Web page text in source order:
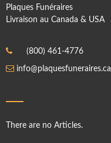
Plaques Funéraires
Livraison au Canada & USA
(800) 461-4776
info@plaquesfuneraires.ca
There are no Articles.